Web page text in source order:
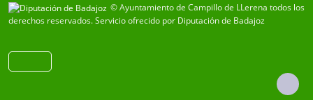
© Ayuntamiento de Campillo de LLerena todos los
derechos reservados.Servicio ofrecido por Diputación de Badajoz